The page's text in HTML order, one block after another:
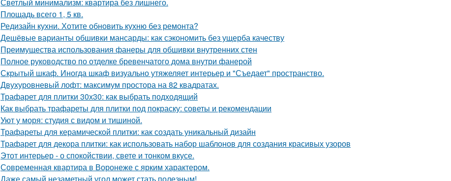
Площадь всего 1, 5 кв.
Редизайн кухни. Хотите обновить кухню без ремонта?
Дешёвые варианты обшивки мансарды: как сэкономить без ущерба качеству
Преимущества использования фанеры для обшивки внутренних стен
Полное руководство по отделке бревенчатого дома внутри фанерой
Скрытый шкаф. Иногда шкаф визуально утяжеляет интерьер и "Съедает" пространство.
Двухуровневый лофт: максимум простора на 82 квадратах.
Трафарет для плитки 30х30: как выбрать подходящий
Как выбрать трафареты для плитки под покраску: советы и рекомендации
Уют у моря: студия с видом и тишиной.
Трафареты для керамической плитки: как создать уникальный дизайн
Трафарет для декора плитки: как использовать набор шаблонов для создания красивых узоров
Этот интерьер - о спокойствии, свете и тонком вкусе.
Современная квартира в Воронеже с ярким характером.